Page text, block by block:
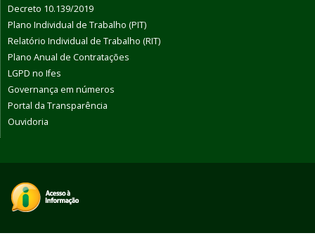
Decreto 10.139/2019
Plano Individual de Trabalho (PIT)
Relatório Individual de Trabalho (RIT)
Plano Anual de Contratações
LGPD no Ifes
Governança em números
Portal da Transparência
Ouvidoria